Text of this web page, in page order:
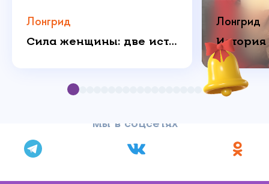
Лонгрид
Сила женщины: две истории о любви, которая побеждает
Лонгрид
Мы в соцсетях